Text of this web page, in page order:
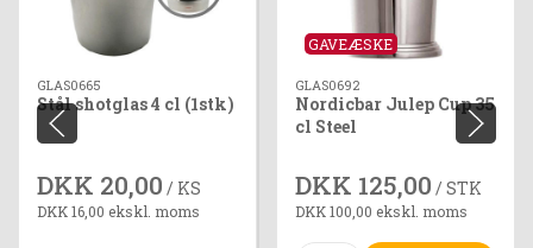
GLAS0665
Stål shotglas 4 cl (1stk)
DKK 20,00 / KS
DKK 16,00 ekskl. moms
GAVEÆSKE
GLAS0692
Nordicbar Julep Cup 35
cl Steel
DKK 125,00 / STK
DKK 100,00 ekskl. moms